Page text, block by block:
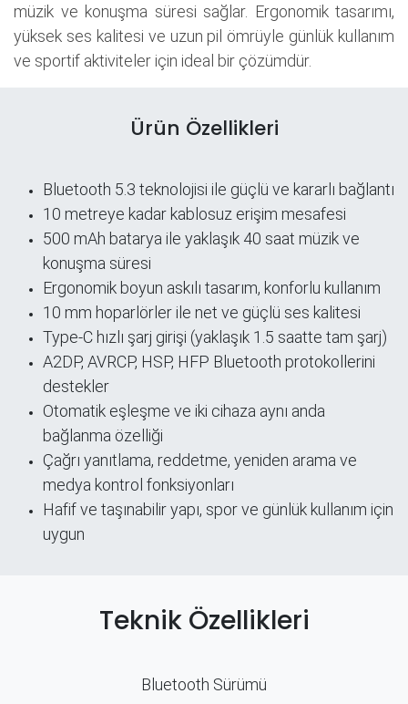
müzik ve konuşma süresi sağlar. Ergonomik tasarımı,
yüksek ses kalitesi ve uzun pil ömrüyle günlük kullanım
ve sportif aktiviteler için ideal bir çözümdür.
Ürün Özellikleri
Bluetooth 5.3 teknolojisi ile güçlü ve kararlı bağlantı
10 metreye kadar kablosuz erişim mesafesi
500 mAh batarya ile yaklaşık 40 saat müzik ve
konuşma süresi
Ergonomik boyun askılı tasarım, konforlu kullanım
10 mm hoparlörler ile net ve güçlü ses kalitesi
Type-C hızlı şarj girişi (yaklaşık 1.5 saatte tam şarj)
A2DP, AVRCP, HSP, HFP Bluetooth protokollerini
destekler
Otomatik eşleşme ve iki cihaza aynı anda
bağlanma özelliği
Çağrı yanıtlama, reddetme, yeniden arama ve
medya kontrol fonksiyonları
Hafif ve taşınabilir yapı, spor ve günlük kullanım için
uygun
Teknik Özellikleri
Bluetooth Sürümü